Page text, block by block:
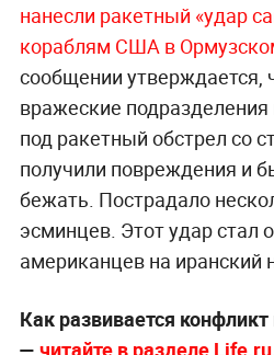
нанесли ракетный «удар
кораблям США в
сообщении утверждается,
вражеские подразделения
под ракетный обстрел со
получили повреждения и
бежать. Пострадало
эсминцев. Этот удар стал
американцев на иранский
Как развивается